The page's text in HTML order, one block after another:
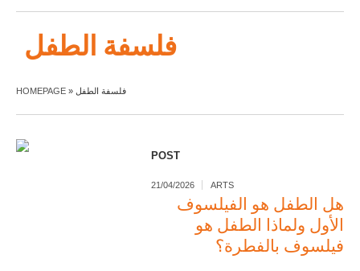
فلسفة الطفل
HOMEPAGE » فلسفة الطفل
POST
21/04/2026 ARTS
هل الطفل هو الفيلسوف
الأول ولماذا الطفل هو
فيلسوف بالفطرة؟